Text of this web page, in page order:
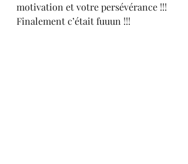
motivation et votre persévérance !!!
Finalement c’était fuuun !!!